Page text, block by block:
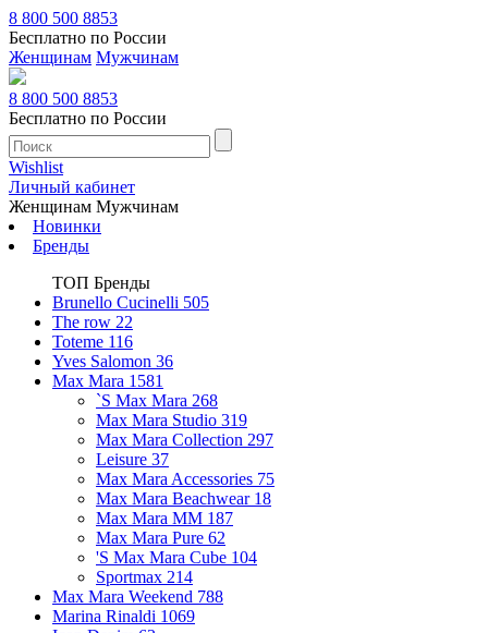
8 800 500 8853
Бесплатно по России
Женщинам Мужчинам
8 800 500 8853
Бесплатно по России
Wishlist
Личный кабинет
Женщинам Мужчинам
Новинки
Бренды
ТОП Бренды
Brunello Cucinelli 505
The row 22
Toteme 116
Yves Salomon 36
Max Mara 1581
`S Max Mara 268
Max Mara Studio 319
Max Mara Collection 297
Leisure 37
Max Mara Accessories 75
Max Mara Beachwear 18
Max Mara MM 187
Max Mara Pure 62
'S Max Mara Cube 104
Sportmax 214
Max Mara Weekend 788
Marina Rinaldi 1069